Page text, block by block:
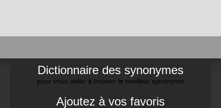
Dictionnaire des synonymes
pour vous aider à trouver le meilleur synonyme
Ajoutez à vos favoris